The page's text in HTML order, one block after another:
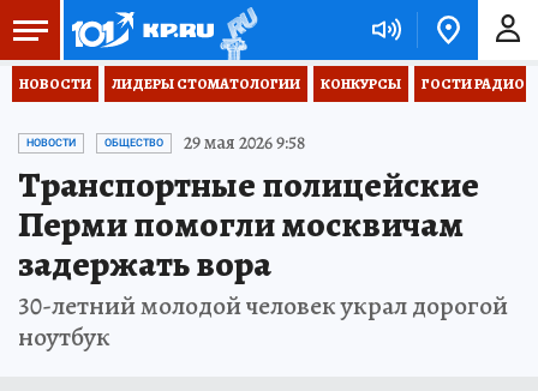
НОВОСТИ ЛИДЕРЫ СТОМАТОЛОГИИ КОНКУРСЫ ГОСТИ РАДИО
НОВОСТИ ОБЩЕСТВО 29 мая 2026 9:58
Транспортные полицейские
Перми помогли москвичам
задержать вора
30-летний молодой человек украл дорогой
ноутбук